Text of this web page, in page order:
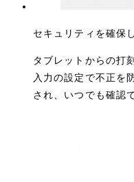
セキュリティを確保
タブレットからの打
入力の設定で不正を
され、いつでも確認